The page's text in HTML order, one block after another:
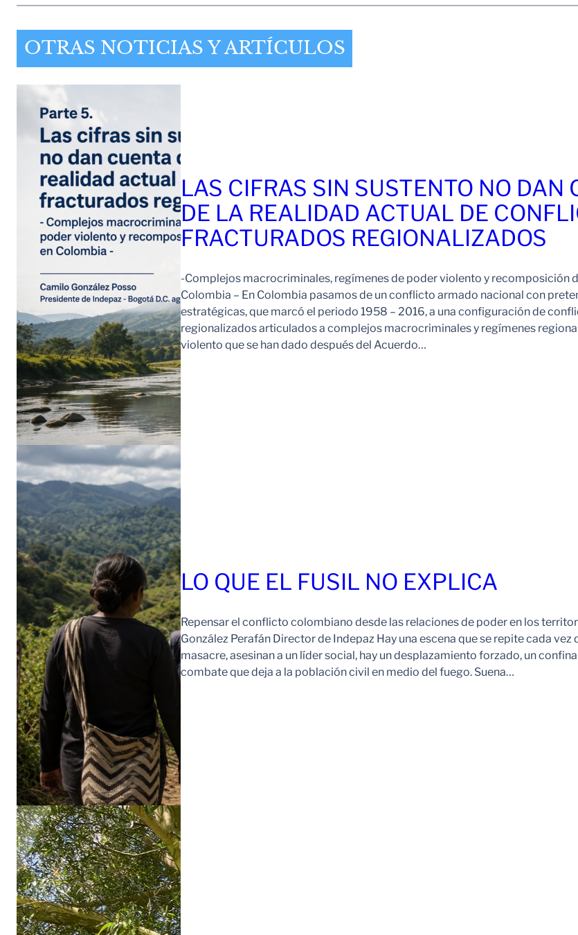
OTRAS NOTICIAS Y ARTÍCULOS
LAS CIFRAS SIN SUSTENTO NO DAN
DE LA REALIDAD ACTUAL DE
FRACTURADOS REGIONALIZADOS
-Complejos macrocriminales, regímenes de poder violento y recomposición
Colombia – En Colombia pasamos de un conflicto armado nacional con
estratégicas, que marcó el periodo 1958 – 2016, a una configuración de
regionalizados articulados a complejos macrocriminales y regímenes
violento que se han dado después del Acuerdo…
LO QUE EL FUSIL NO EXPLICA
Repensar el conflicto colombiano desde las relaciones de poder en los
González Perafán Director de Indepaz Hay una escena que se repite cada vez
masacre, asesinan a un líder social, hay un desplazamiento forzado, un
combate que deja a la población civil en medio del fuego. Suena…